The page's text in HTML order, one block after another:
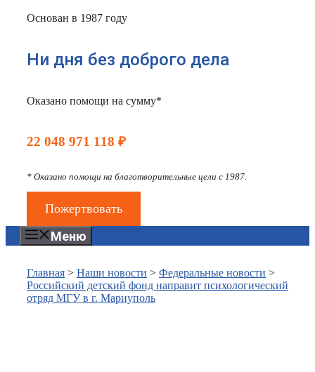
Основан в 1987 году
Ни дня без доброго дела
Оказано помощи на сумму*
22 048 971 118 ₽
* Оказано помощи на благотворительные цели с 1987.
Пожертвовать
Меню
Главная > Наши новости > Федеральные новости >
Российский детский фонд направит психологический
отряд МГУ в г. Мариуполь